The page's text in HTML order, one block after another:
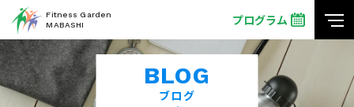
Fitness Garden
MABASHI
プログラム
BLOG
ブログ